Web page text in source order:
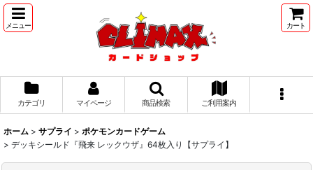
メニュー カート
カテゴリ マイページ 商品検索 ご利用案内
ホーム > サプライ > ポケモンカードゲーム
> デッキシールド『飛来 レックウザ』64枚入り【サプライ】